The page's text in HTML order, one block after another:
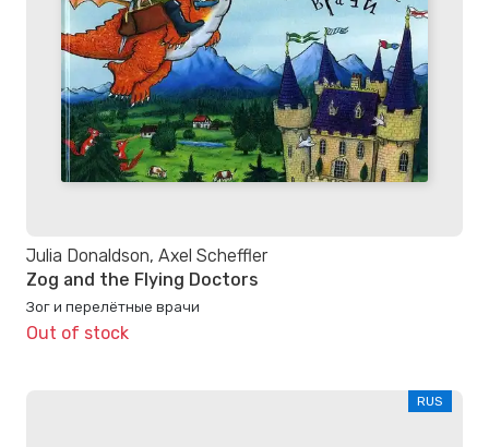
Julia Donaldson, Axel Scheffler
Zog and the Flying Doctors
Зог и перелётные врачи
Out of stock
RUS